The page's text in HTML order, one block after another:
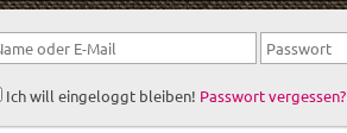
Ich will eingeloggt bleiben! Passwort vergessen?